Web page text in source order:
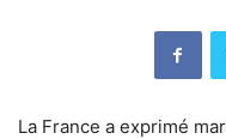
La France a exprimé